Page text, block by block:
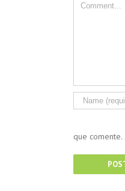
que comente.